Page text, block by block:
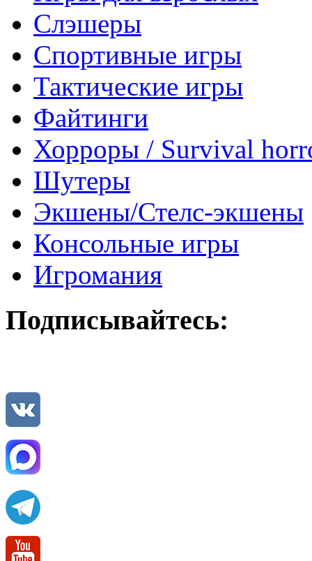
Слэшеры
Спортивные игры
Тактические игры
Файтинги
Хорроры / Survival
Шутеры
Экшены/Стелс-экшены
Консольные игры
Игромания
Подписывайтесь: